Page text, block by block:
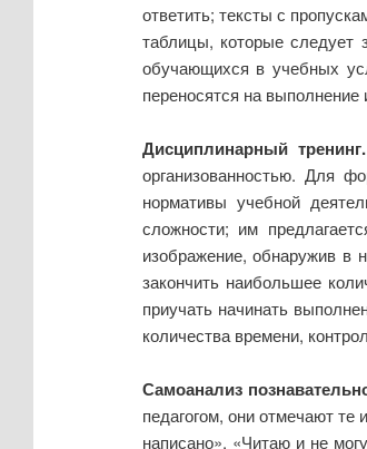
ответить; тексты с
таблицы, которые следует
обучающихся в учебных
переносятся на
Дисциплинарный тренинг.
организованностью. Для
нормативы учебной
сложности; им
изображение, обнаружив в
закончить наибольшее
приучать начинать
количества времени,
Самоанализ
педагогом, они отмечают
написано», «Читаю и не